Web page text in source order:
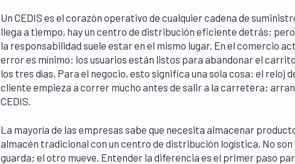
Un CEDIS es el corazón operativo de cualquier cadena de
llega a tiempo, hay un centro de distribución eficiente detrás;
la responsabilidad suele estar en el mismo lugar. En el comercio
error es mínimo: los usuarios están listos para abandonar el
los tres días. Para el negocio, esto significa una sola cosa: el reloj
cliente empieza a correr mucho antes de salir a la carretera;
CEDIS.
La mayoría de las empresas sabe que necesita almacenar
almacén tradicional con un centro de distribución logística. No son
guarda; el otro mueve. Entender la diferencia es el primer paso